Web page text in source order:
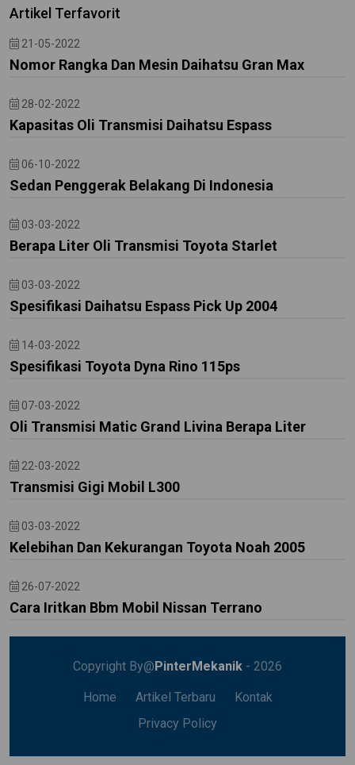
Artikel Terfavorit
21-05-2022
Nomor Rangka Dan Mesin Daihatsu Gran Max
28-02-2022
Kapasitas Oli Transmisi Daihatsu Espass
06-10-2022
Sedan Penggerak Belakang Di Indonesia
03-03-2022
Berapa Liter Oli Transmisi Toyota Starlet
03-03-2022
Spesifikasi Daihatsu Espass Pick Up 2004
14-03-2022
Spesifikasi Toyota Dyna Rino 115ps
07-03-2022
Oli Transmisi Matic Grand Livina Berapa Liter
22-03-2022
Transmisi Gigi Mobil L300
03-03-2022
Kelebihan Dan Kekurangan Toyota Noah 2005
26-07-2022
Cara Iritkan Bbm Mobil Nissan Terrano
Copyright By@PinterMekanik - 2026
Home Artikel Terbaru
Kontak
Privacy Policy